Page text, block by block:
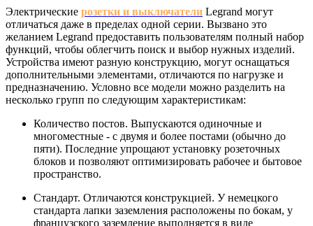
Электрические розетки и выключатели Legrand могут
отличаться даже в пределах одной серии. Вызвано это
желанием Legrand предоставить пользователям полный набор
функций, чтобы облегчить поиск и выбор нужных изделий.
Устройства имеют разную конструкцию, могут оснащаться
дополнительными элементами, отличаются по нагрузке и
предназначению. Условно все модели можно разделить на
несколько групп по следующим характеристикам:
Количество постов. Выпускаются одиночные и
многоместные - с двумя и более постами (обычно до
пяти). Последние упрощают установку розеточных
блоков и позволяют оптимизировать рабочее и бытовое
пространство.
Стандарт. Отличаются конструкцией. У немецкого
стандарта лапки заземления расположены по бокам, у
французского заземление выполняется в виде